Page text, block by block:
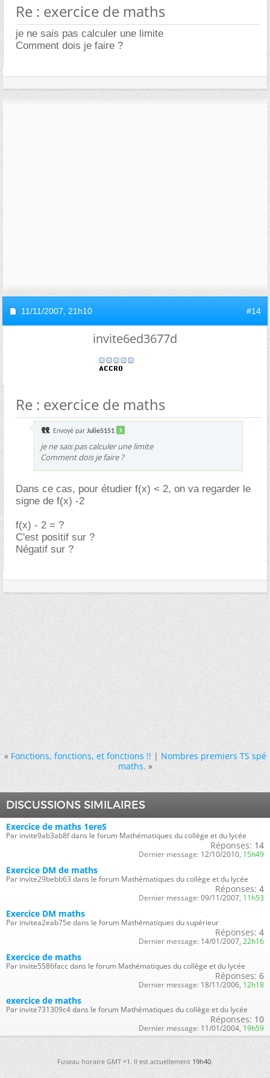
Re : exercice de maths
je ne sais pas calculer une limite
Comment dois je faire ?
11/11/2007, 21h10 #14
invite6ed3677d
Re : exercice de maths
Envoyé par Julie5151
je ne sais pas calculer une limite
Comment dois je faire ?
Dans ce cas, pour étudier f(x) < 2, on va regarder le
signe de f(x) -2
f(x) - 2 = ?
C'est positif sur ?
Négatif sur ?
« Fonctions, fonctions, et fonctions !!|Nombres premiers TS spé
maths. »
DISCUSSIONS SIMILAIRES
Exercice de maths 1ereS
Par invite9ab3ab8f dans le forum Mathématiques du collège et du lycée
Réponses: 14
Dernier message: 12/10/2010, 15h49
Exercice DM de maths
Par invite29bebb63 dans le forum Mathématiques du collège et du lycée
Réponses: 4
Dernier message: 09/11/2007, 11h53
Exercice DM maths
Par invitea2eab75e dans le forum Mathématiques du supérieur
Réponses: 4
Dernier message: 14/01/2007, 22h16
Exercice de maths
Par invite5586facc dans le forum Mathématiques du collège et du lycée
Réponses: 6
Dernier message: 18/11/2006, 12h18
exercice de maths
Par invite731309c4 dans le forum Mathématiques du collège et du lycée
Réponses: 10
Dernier message: 11/01/2004, 19h59
Fuseau horaire GMT +1. Il est actuellement19h40.